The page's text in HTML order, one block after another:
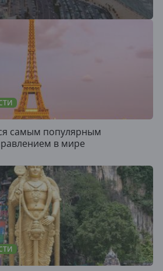
самым популярным
в мире